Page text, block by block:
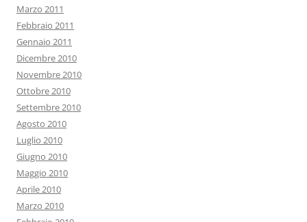
Marzo 2011
Febbraio 2011
Gennaio 2011
Dicembre 2010
Novembre 2010
Ottobre 2010
Settembre 2010
Agosto 2010
Luglio 2010
Giugno 2010
Maggio 2010
Aprile 2010
Marzo 2010